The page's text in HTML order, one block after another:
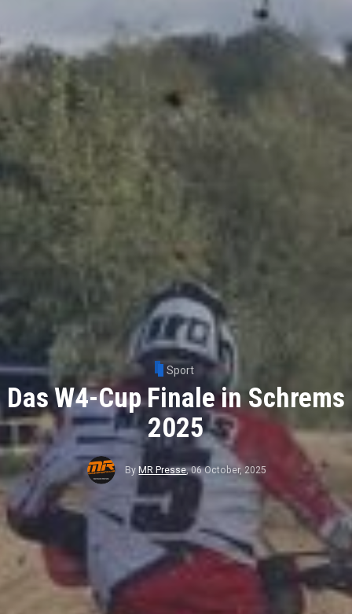
Sport
Das W4-Cup Finale in Schrems
2025
By MR Presse,06 October, 2025